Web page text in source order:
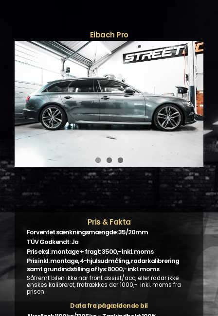
Eibach Pro
Pris & Fakta
Forventet sænkningsmængde: 35/20mm
TÜV Godkendt: Ja
Pris eksl. montage + fragt: 3500,- inkl. moms
Pris inkl. montage, 4-hjulsudmåling, radarkalibrering
samt grundindstilling af lys: 8000,- inkl. moms
Såfremt bilen ikke har front assist/acc, eller radar ikke
ønskes kalibreret, fratrækkes der 1000,- inkl. moms fra
prisen
Data fra pågældende bil